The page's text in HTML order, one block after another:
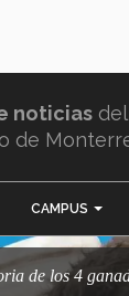
noticias del
de
CAMPUS
de los 4